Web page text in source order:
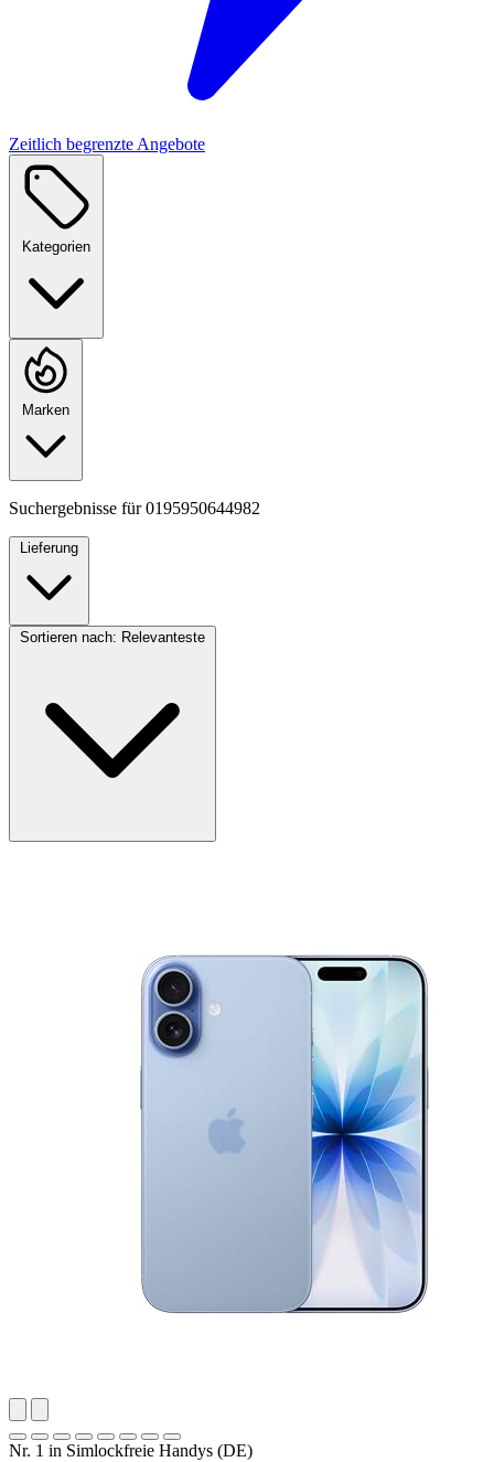
Zeitlich begrenzte Angebote
Kategorien
Marken
Suchergebnisse für0195950644982
Lieferung
Sortieren nach: Relevanteste
Nr. 1 in Simlockfreie Handys (DE)